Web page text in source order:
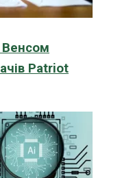
Венсом
Patriot